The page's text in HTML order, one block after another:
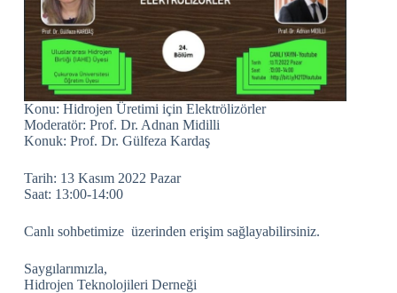
Konu: Hidrojen Üretimi için Elektrölizörler
Moderatör: Prof. Dr. Adnan Midilli
Konuk: Prof. Dr. Gülfeza Kardaş
Tarih: 13 Kasım 2022 Pazar
Saat: 13:00-14:00
Canlı sohbetimize üzerinden erişim sağlayabilirsiniz.
Saygılarımızla,
Hidrojen Teknolojileri Derneği